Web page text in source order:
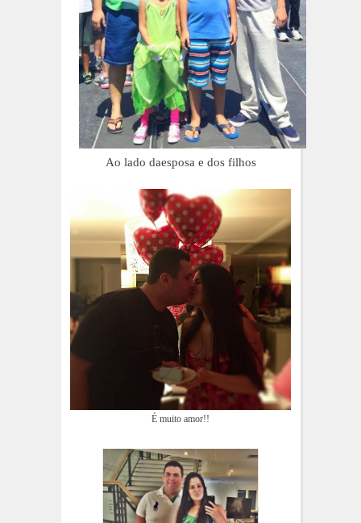
Ao lado daesposa e dos filhos
É muito amor!!